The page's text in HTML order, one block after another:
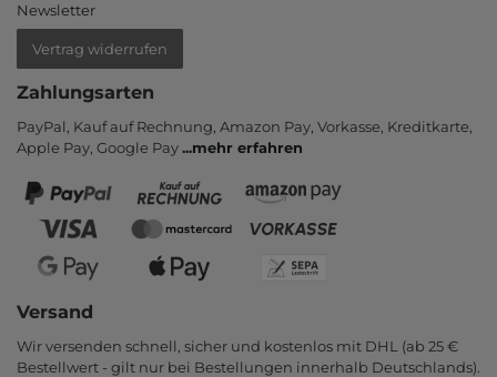
Newsletter
Vertrag widerrufen
Zahlungsarten
PayPal, Kauf auf Rechnung, Amazon Pay, Vor­kasse, Kredit­karte,
Apple Pay, Google Pay...mehr erfahren
Versand
Wir versenden schnell, sicher und kostenlos mit DHL (ab 25 €
Bestell­wert - gilt nur bei Bestel­lungen inner­halb Deutsch­lands).